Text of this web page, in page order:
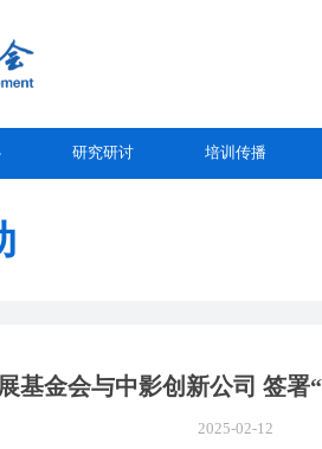
研究研讨 培训传播
基金会与中影创新公司 签署
2025-02-12